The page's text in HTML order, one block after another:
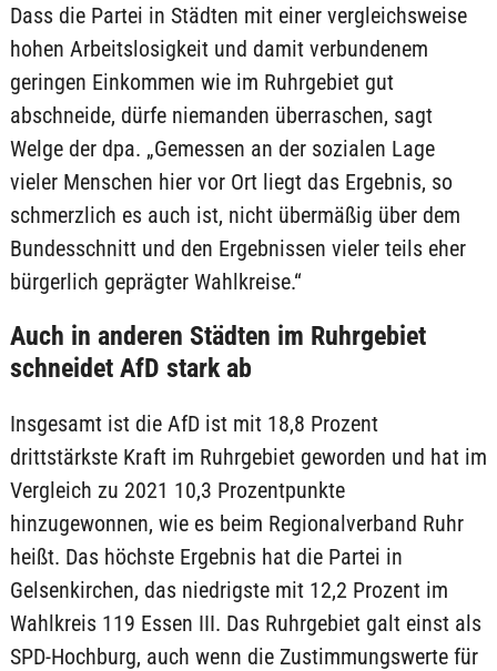
Dass die Partei in Städten mit einer vergleichsweise
hohen Arbeitslosigkeit und damit verbundenem
geringen Einkommen wie im Ruhrgebiet gut
abschneide, dürfe niemanden überraschen, sagt
Welge der dpa. „Gemessen an der sozialen Lage
vieler Menschen hier vor Ort liegt das Ergebnis, so
schmerzlich es auch ist, nicht übermäßig über dem
Bundesschnitt und den Ergebnissen vieler teils eher
bürgerlich geprägter Wahlkreise.“
Auch in anderen Städten im Ruhrgebiet
schneidet AfD stark ab
Insgesamt ist die AfD ist mit 18,8 Prozent
drittstärkste Kraft im Ruhrgebiet geworden und hat im
Vergleich zu 2021 10,3 Prozentpunkte
hinzugewonnen, wie es beim Regionalverband Ruhr
heißt. Das höchste Ergebnis hat die Partei in
Gelsenkirchen, das niedrigste mit 12,2 Prozent im
Wahlkreis 119 Essen III. Das Ruhrgebiet galt einst als
SPD-Hochburg, auch wenn die Zustimmungswerte für